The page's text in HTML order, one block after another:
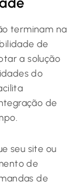
terminam na
de
a solução
do
de
seu site ou
de
de